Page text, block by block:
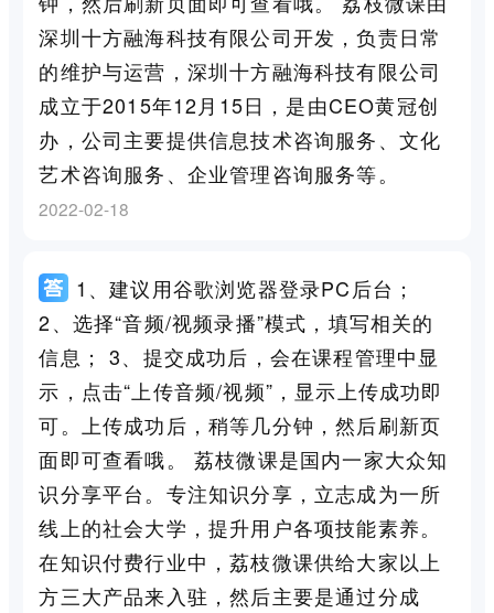
深圳十方融海科技有限公司开发，负责日常
的维护与运营，深圳十方融海科技有限公司
成立于2015年12月15日，是由CEO黄冠创
办，公司主要提供信息技术咨询服务、文化
艺术咨询服务、企业管理咨询服务等。
2022-02-18
1、建议用谷歌浏览器登录PC后台；
2、选择“音频/视频录播”模式，填写相关的
信息； 3、提交成功后，会在课程管理中显
示，点击“上传音频/视频”，显示上传成功即
可。上传成功后，稍等几分钟，然后刷新页
面即可查看哦。 荔枝微课是国内一家大众知
识分享平台。专注知识分享，立志成为一所
线上的社会大学，提升用户各项技能素养。
在知识付费行业中，荔枝微课供给大家以上
方三大产品来入驻，然后主要是通过分成